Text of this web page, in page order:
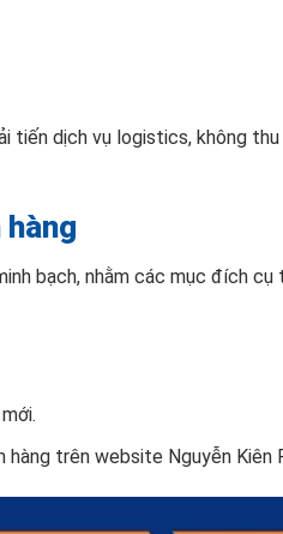
tiến dịch vụ logistics, không
bạch, nhằm các mục đích cụ
hàng trên website Nguyễn Kiên